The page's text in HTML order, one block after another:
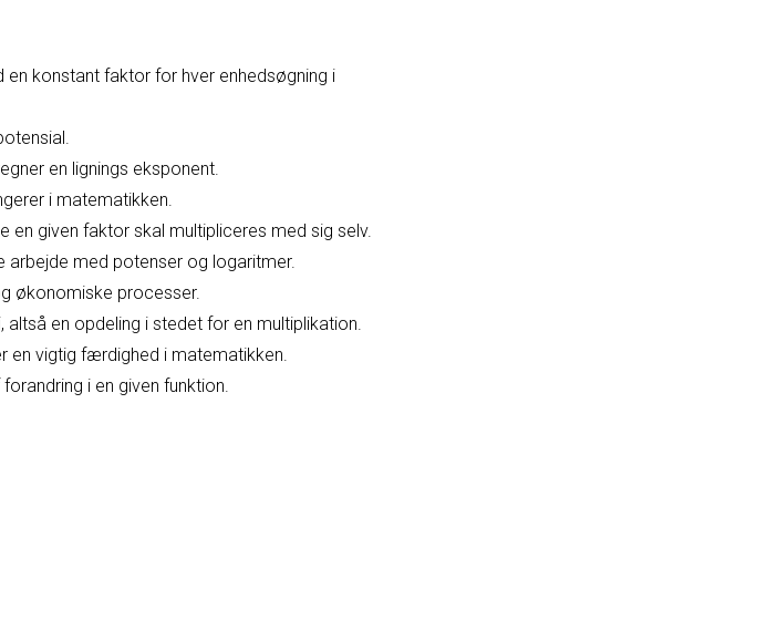
konstant faktor for hver enhedsøgning i
en lignings eksponent.
i matematikken.
en given faktor skal multipliceres med sig selv.
med potenser og logaritmer.
økonomiske processer.
en opdeling i stedet for en multiplikation.
en vigtig færdighed i matematikken.
i en given funktion.